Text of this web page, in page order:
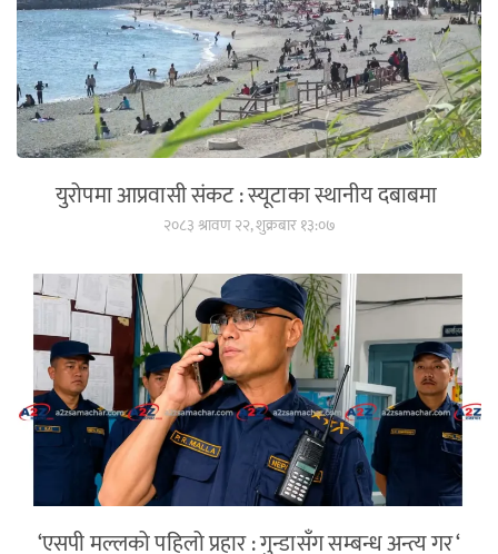
युरोपमा आप्रवासी संकट : स्यूटाका स्थानीय दबाबमा
२०८३ श्रावण २२, शुक्रबार १३:०७
‘एसपी मल्लको पहिलो प्रहार : गुन्डासँग सम्बन्ध अन्त्य गर ‘